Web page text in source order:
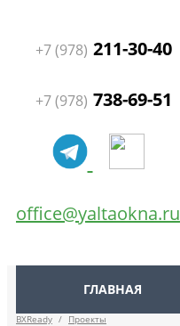
+7 (978) 211-30-40
+7 (978) 738-69-51
office@yaltaokna.ru
ГЛАВНАЯ
BXReady / Проекты